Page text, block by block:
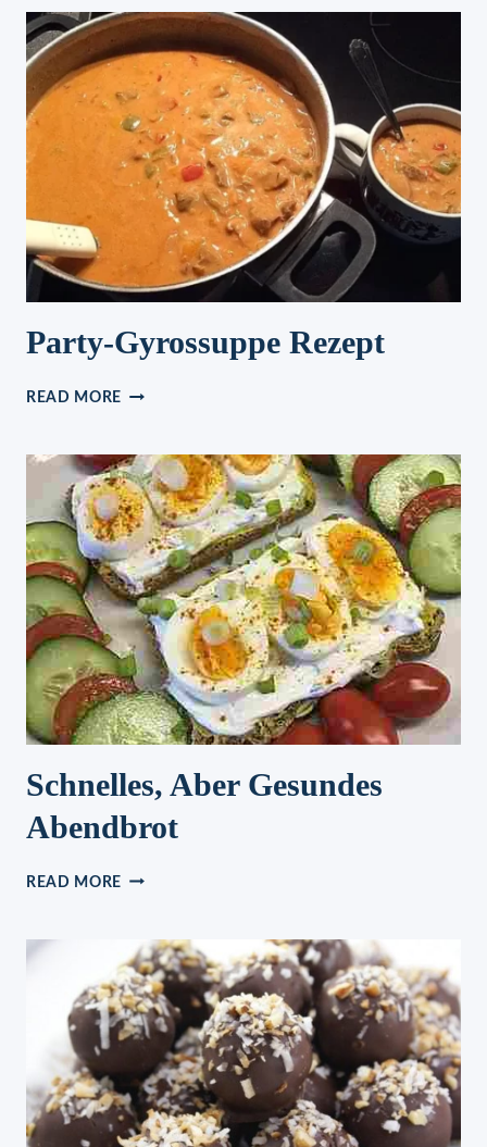
SUCHTFAKTOR
100%
Party-Gyrossuppe Rezept
READ MORE PARTY-
Schnelles, Aber Gesundes
Abendbrot
READ MORE SCHNELLES,
ABENDBROT